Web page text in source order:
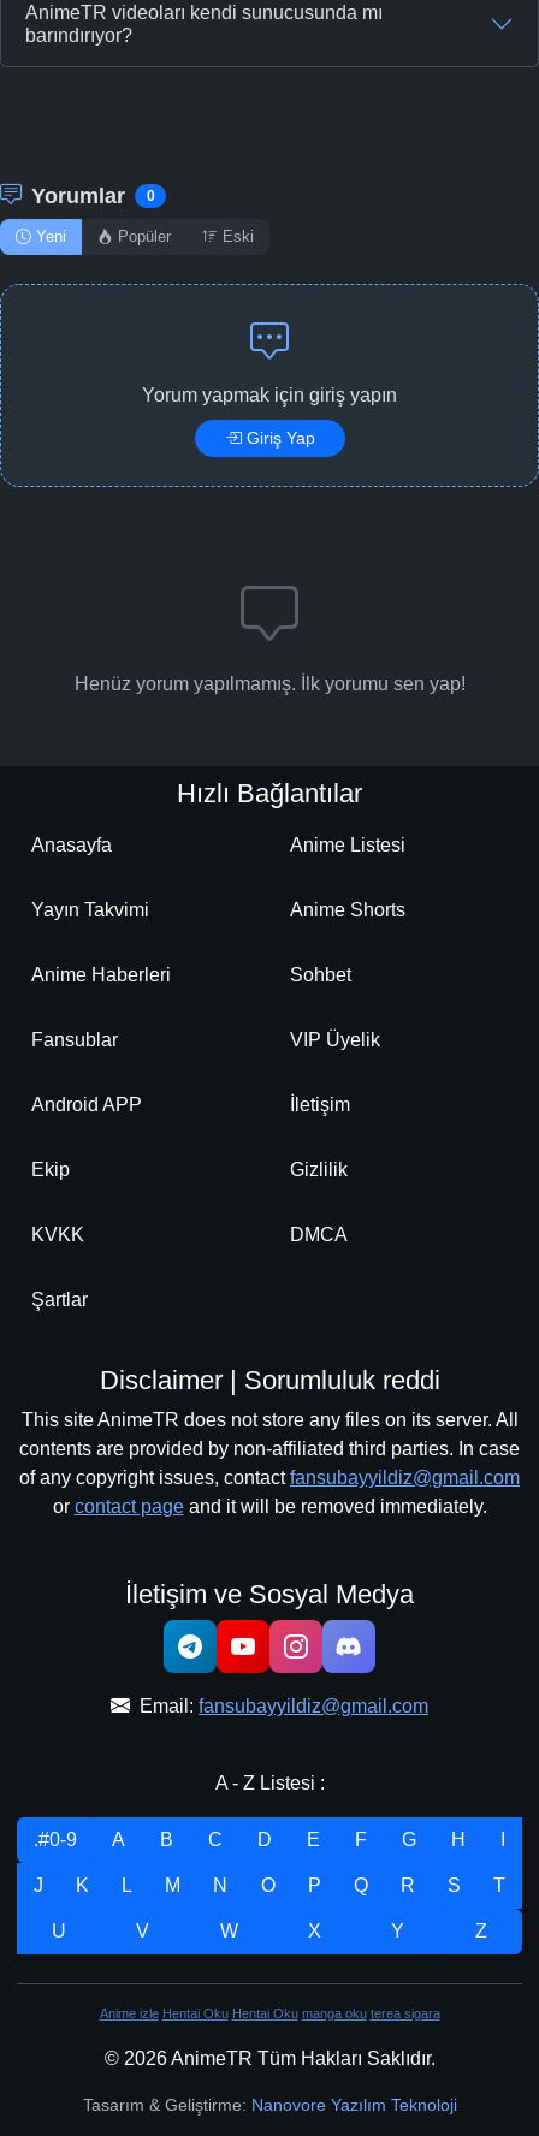
AnimeTR videoları kendi sunucusunda mı
barındırıyor?
Yorumlar 0
Yeni Popüler Eski
Yorum yapmak için giriş yapın
Giriş Yap
Henüz yorum yapılmamış. İlk yorumu sen yap!
Hızlı Bağlantılar
Anasayfa Anime Listesi
Yayın Takvimi Anime Shorts
Anime Haberleri Sohbet
Fansublar VIP Üyelik
Android APP İletişim
Ekip Gizlilik
KVKK DMCA
Şartlar
Disclaimer | Sorumluluk reddi
This site AnimeTR does not store any files on its server. All
contents are provided by non-affiliated third parties. In case
of any copyright issues, contactfansubayyildiz@gmail.com
or contact pageand it will be removed immediately.
İletişim ve Sosyal Medya
Email: fansubayyildiz@gmail.com
A - Z Listesi :
.#0-9 A B C D E F G H
J K L M N O P Q R S T
U V W X Y Z
Anime izle Hentai Oku Hentai Oku manga oku terea sigara
© 2026 AnimeTR Tüm Hakları Saklıdır.
Tasarım & Geliştirme: Nanovore Yazılım Teknoloji